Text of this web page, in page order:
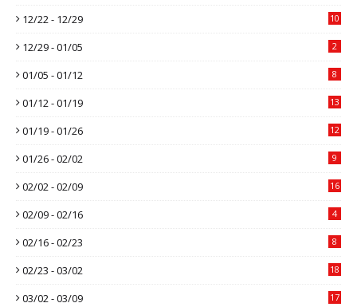
12/22 - 12/29 10
12/29 - 01/05 2
01/05 - 01/12 8
01/12 - 01/19 13
01/19 - 01/26 12
01/26 - 02/02 9
02/02 - 02/09 16
02/09 - 02/16 4
02/16 - 02/23 8
02/23 - 03/02 18
03/02 - 03/09 17